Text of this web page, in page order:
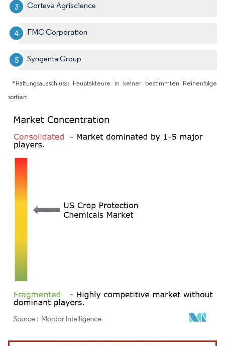
Corteva Agriscience
FMC Corporation
Syngenta Group
*Haftungsausschluss: Hauptakteure in keiner bestimmten Reihenfolge
sortiert
Bild © Mordor Intelligence. Wiederverwendung erfordert Namensnennung gemäß